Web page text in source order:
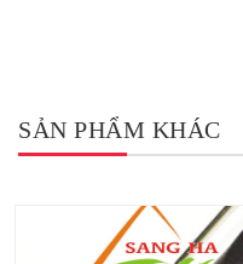
SẢN PHẨM KHÁC